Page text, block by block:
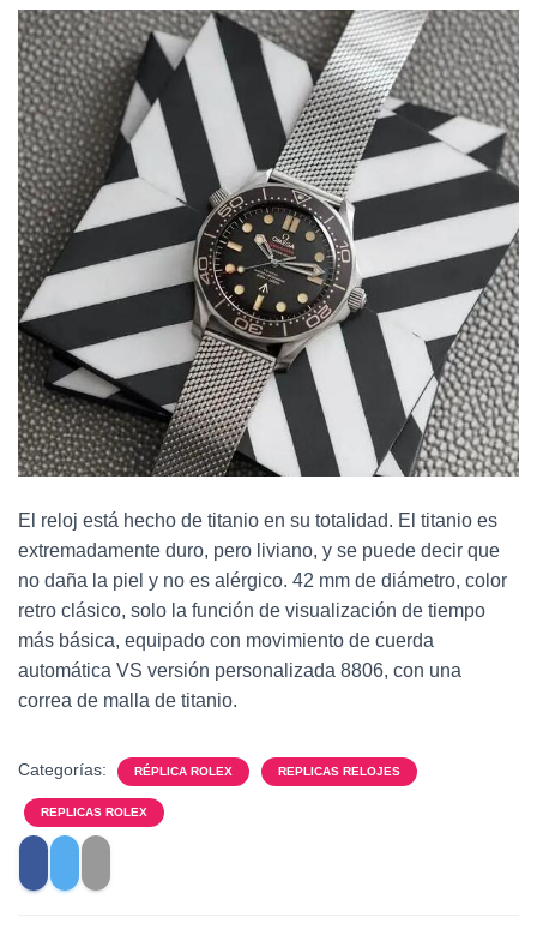
El reloj está hecho de titanio en su totalidad. El titanio es
extremadamente duro, pero liviano, y se puede decir que
no daña la piel y no es alérgico. 42 mm de diámetro, color
retro clásico, solo la función de visualización de tiempo
más básica, equipado con movimiento de cuerda
automática VS versión personalizada 8806, con una
correa de malla de titanio.
Categorías: RÉPLICA ROLEX REPLICAS RELOJES
REPLICAS ROLEX